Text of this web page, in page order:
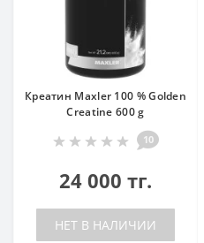
Креатин Maxler 100 % Golden
Creatine 600 g
10
24 000 тг.
НЕТ В НАЛИЧИИ